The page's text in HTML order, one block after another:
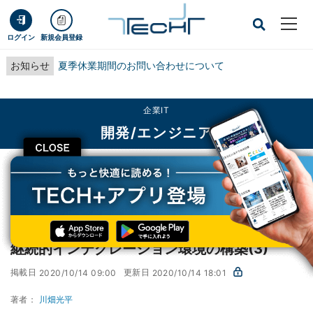
ログイン 新規会員登録
お知らせ 夏季休業期間のお問い合わせについて
CLOSE
企業IT
開発/エンジニア
TECH+ 企業IT
開発/エンジニア
継続的インテグレーション環境の構築(3)
AWSで実践! 基盤構築・デプロイ自動化
継続的インテグレーション環境の構築(3)
掲載日 2020/10/14 09:00 更新日 2020/10/14 18:01
著者： 川畑光平